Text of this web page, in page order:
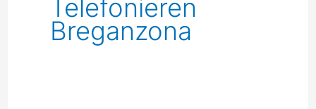
Telefonieren
Breganzona